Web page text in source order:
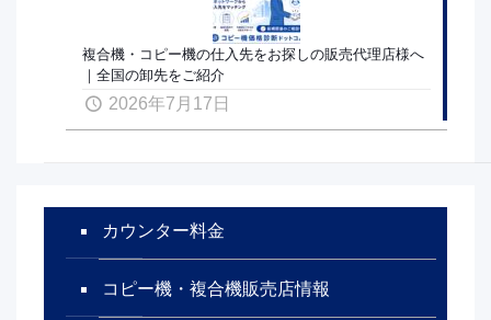
複合機・コピー機の仕入先をお探しの販売代理店様へ
｜全国の卸先をご紹介
2026年7月17日
カウンター料金
コピー機・複合機販売店情報